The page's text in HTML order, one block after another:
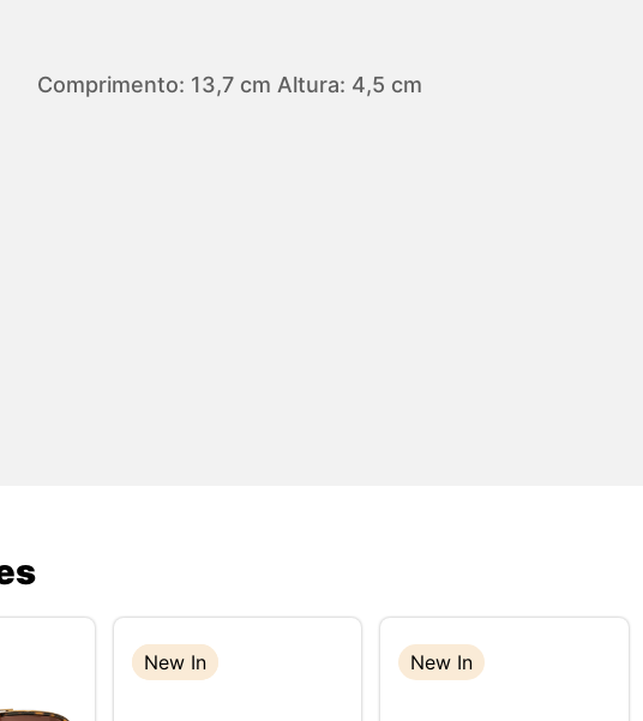
Comprimento: 13,7 cm Altura: 4,5 cm
New In
New In New In